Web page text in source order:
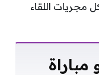
مجريات اللقاء